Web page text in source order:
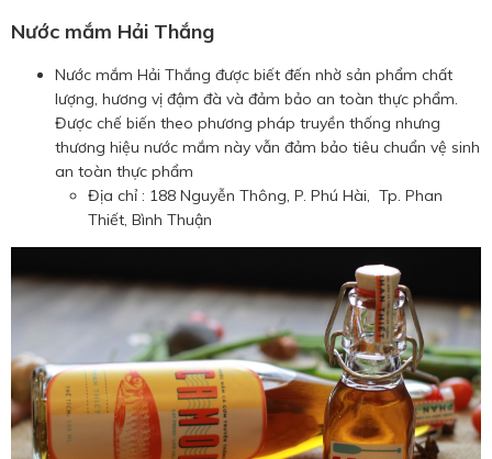
Nước mắm Hải Thắng
Nước mắm Hải Thắng được biết đến nhờ sản phẩm chất
lượng, hương vị đậm đà và đảm bảo an toàn thực phẩm.
Được chế biến theo phương pháp truyền thống nhưng
thương hiệu nước mắm này vẫn đảm bảo tiêu chuẩn vệ sinh
an toàn thực phẩm
Địa chỉ : 188 Nguyễn Thông, P. Phú Hài, Tp. Phan
Thiết, Bình Thuận